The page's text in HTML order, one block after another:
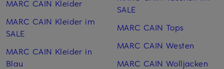
MARC CAIN Kleider
MARC CAIN Kleider im
SALE
MARC CAIN Kleider in
Blau
SALE
MARC CAIN Tops
MARC CAIN Westen
MARC CAIN Woll­jacken